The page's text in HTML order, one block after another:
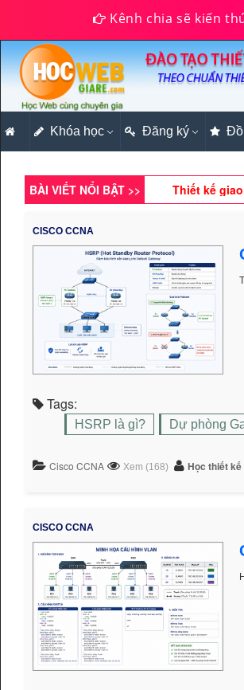
Kênh chia sẽ kiến
Khóa học Đăng ký Đồ
BÀI VIẾT NỔI BẬT >>
Kỹ thuật
Lập trình
Tìm hiểu về
CISCO CCNA
Tags:
HSRP là gì? Dự phòng
Cisco CCNA Xem (168) Học thiết
CISCO CCNA